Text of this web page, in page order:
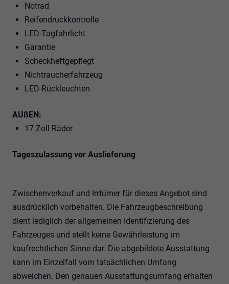
Notrad
Reifendruckkontrolle
LED-Tagfahrlicht
Garantie
Scheckheftgepflegt
Nichtraucherfahrzeug
LED-Rückleuchten
AUßEN:
17 Zoll Räder
Tageszulassung vor Auslieferung
Zwischenverkauf und Irrtümer für dieses Angebot sind
ausdrücklich vorbehalten. Die Fahrzeugbeschreibung
dient lediglich der allgemeinen Identifizierung des
Fahrzeuges und stellt keine Gewährleistung im
kaufrechtlichen Sinne dar. Die abgebildete Ausstattung
kann im Einzelfall vom tatsächlichen Umfang
abweichen. Den genauen Ausstattungsumfang erhalten